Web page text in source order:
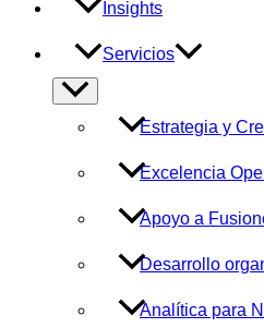
Insights
Servicios
Alternar
menú
Estrategia y
Excelencia
Apoyo a
Desarrollo
Analítica para